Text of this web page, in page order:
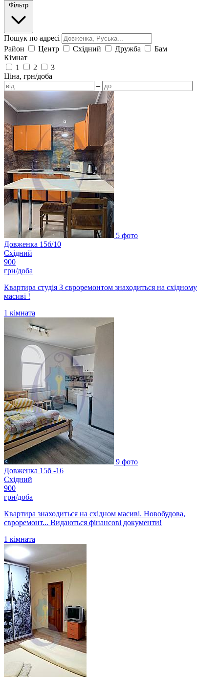
Фільтр
Пошук по адресі
Район
Центр Східний Дружба
Бам
Кімнат
1
2
3
Ціна, грн/доба
–
5 фото
Довженка 15б/10
Східний
900
грн/доба
Квартира студія З євроремонтом знаходиться на східному
масиві !
1 кімната
9 фото
Довженка 15б -16
Східний
900
грн/доба
Квартира знаходиться на східном масиві. Новобудова,
євроремонт... Видаються фінансові документи!
1 кімната